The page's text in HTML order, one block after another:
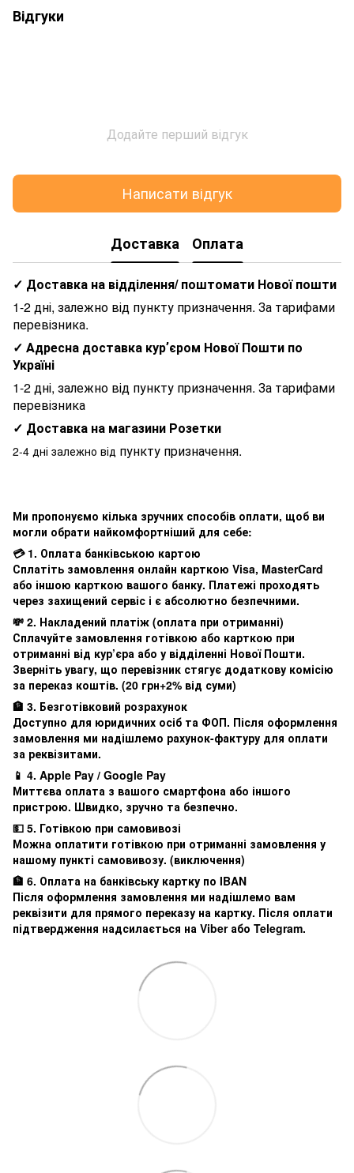
Відгуки
Додайте перший відгук
Написати відгук
Доставка Оплата
✓ Доставка на відділення/ поштомати Нової пошти
1-2 дні, залежно від пункту призначення. За тарифами
перевізника.
✓ Адресна доставка курʼєром Нової Пошти по
Україні
1-2 дні, залежно від пункту призначення. За тарифами
перевізника
✓ Доставка на магазини Розетки
2-4 дні залежно від пункту призначення.
Ми пропонуємо кілька зручних способів оплати, щоб ви
могли обрати найкомфортніший для себе:
💳 1. Оплата банківською картою
Сплатіть замовлення онлайн карткою Visa, MasterCard
або іншою карткою вашого банку. Платежі проходять
через захищений сервіс і є абсолютно безпечними.
💸 2. Накладений платіж (оплата при отриманні)
Сплачуйте замовлення готівкою або карткою при
отриманні від кур’єра або у відділенні Нової Пошти.
Зверніть увагу, що перевізник стягує додаткову комісію
за переказ коштів. (20 грн+2% від суми)
🏦 3. Безготівковий розрахунок
Доступно для юридичних осіб та ФОП. Після оформлення
замовлення ми надішлемо рахунок-фактуру для оплати
за реквізитами.
📱 4. Apple Pay / Google Pay
Миттєва оплата з вашого смартфона або іншого
пристрою. Швидко, зручно та безпечно.
💵 5. Готівкою при самовивозі
Можна оплатити готівкою при отриманні замовлення у
нашому пункті самовивозу. (виключення)
🏦 6. Оплата на банківську картку по IBAN
Після оформлення замовлення ми надішлемо вам
реквізити для прямого переказу на картку. Після оплати
підтвердження надсилається на Viber або Telegram.